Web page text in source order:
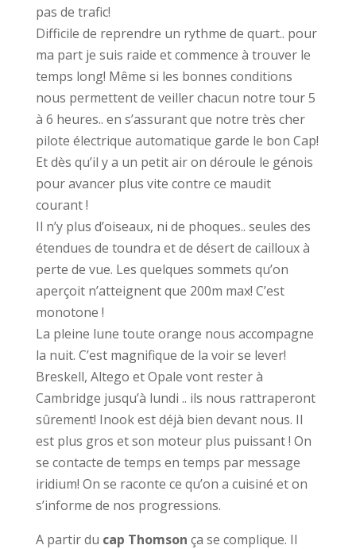
pas de trafic!
Difficile de reprendre un rythme de quart.. pour
ma part je suis raide et commence à trouver le
temps long! Même si les bonnes conditions
nous permettent de veiller chacun notre tour 5
à 6 heures.. en s’assurant que notre très cher
pilote électrique automatique garde le bon Cap!
Et dès qu’il y a un petit air on déroule le génois
pour avancer plus vite contre ce maudit
courant !
Il n’y plus d’oiseaux, ni de phoques.. seules des
étendues de toundra et de désert de cailloux à
perte de vue. Les quelques sommets qu’on
aperçoit n’atteignent que 200m max! C’est
monotone !
La pleine lune toute orange nous accompagne
la nuit. C’est magnifique de la voir se lever!
Breskell, Altego et Opale vont rester à
Cambridge jusqu’à lundi .. ils nous rattraperont
sûrement! Inook est déjà bien devant nous. Il
est plus gros et son moteur plus puissant ! On
se contacte de temps en temps par message
iridium! On se raconte ce qu’on a cuisiné et on
s’informe de nos progressions.
A partir du cap Thomson ça se complique. Il